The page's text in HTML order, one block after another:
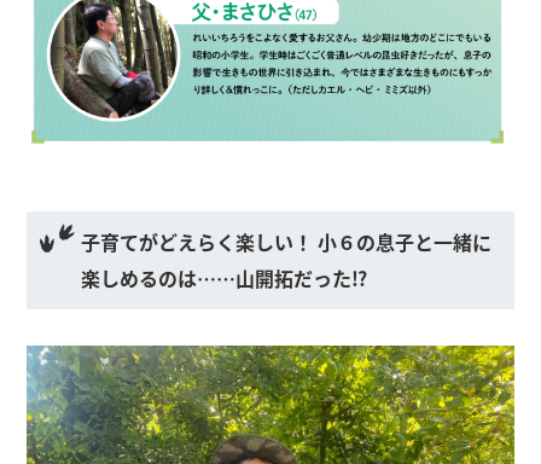
子育てがどえらく楽しい！ 小６の息子と一緒に
楽しめるのは……山開拓だった⁉︎